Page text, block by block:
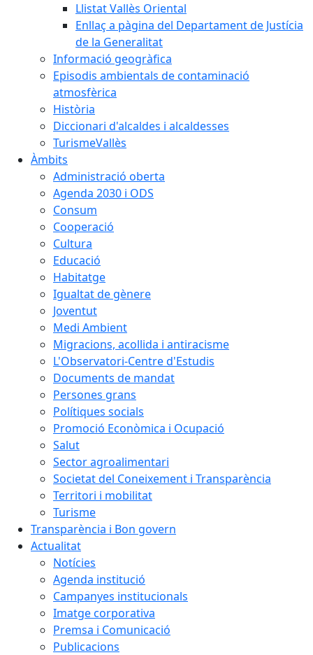
Llistat Vallès Oriental
Enllaç a pàgina del Departament de Justícia
de la Generalitat
Informació geogràfica
Episodis ambientals de contaminació
atmosfèrica
Història
Diccionari d'alcaldes i alcaldesses
TurismeVallès
Àmbits
Administració oberta
Agenda 2030 i ODS
Consum
Cooperació
Cultura
Educació
Habitatge
Igualtat de gènere
Joventut
Medi Ambient
Migracions, acollida i antiracisme
L'Observatori-Centre d'Estudis
Documents de mandat
Persones grans
Polítiques socials
Promoció Econòmica i Ocupació
Salut
Sector agroalimentari
Societat del Coneixement i Transparència
Territori i mobilitat
Turisme
Transparència i Bon govern
Actualitat
Notícies
Agenda institució
Campanyes institucionals
Imatge corporativa
Premsa i Comunicació
Publicacions